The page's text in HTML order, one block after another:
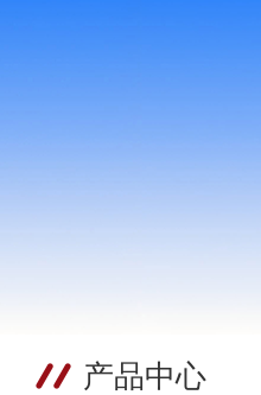
产品中心